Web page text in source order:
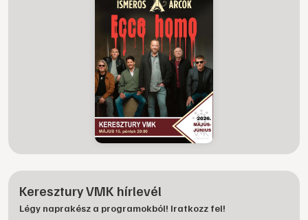
Keresztury VMK hírlevél
Légy naprakész a programokból! Iratkozz fel!